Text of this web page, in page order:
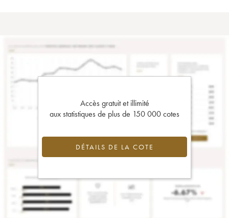
Accès gratuit et illimité
aux statistiques de plus de 150 000 cotes
DÉTAILS DE LA COTE